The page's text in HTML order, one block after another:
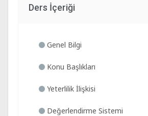
Ders İçeriği
Genel Bilgi
Konu Başlıkları
Yeterlilik İlişkisi
Değerlendirme Sistemi